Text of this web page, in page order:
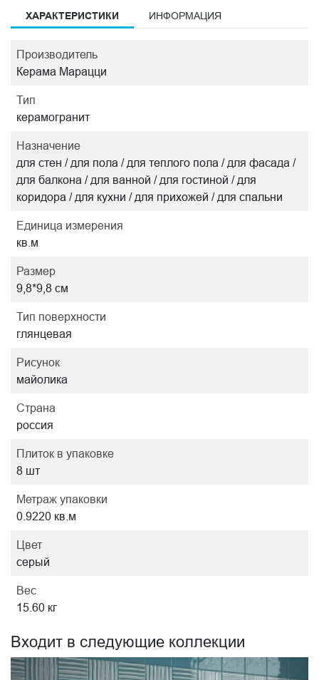
ХАРАКТЕРИСТИКИ ИНФОРМАЦИЯ
Производитель
Керама Марацци
Тип
керамогранит
Назначение
для стен / для пола / для теплого пола / для фасада /
для балкона / для ванной / для гостиной / для
коридора / для кухни / для прихожей / для спальни
Единица измерения
кв.м
Размер
9,8*9,8 см
Тип поверхности
глянцевая
Рисунок
майолика
Страна
россия
Плиток в упаковке
8 шт
Метраж упаковки
0.9220 кв.м
Цвет
серый
Вес
15.60 кг
Входит в следующие коллекции